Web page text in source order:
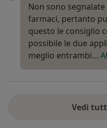
Non sono
farmaci, pertanto
questo le consiglio
possibile le due
meglio entrambi…
Vedi